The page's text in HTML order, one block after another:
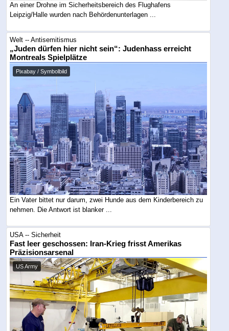
An einer Drohne im Sicherheitsbereich des Flughafens
Leipzig/Halle wurden nach Behördenunterlagen ...
Welt -- Antisemitismus
„Juden dürfen hier nicht sein“: Judenhass erreicht
Montreals Spielplätze
Pixabay / Symbolbild
Ein Vater bittet nur darum, zwei Hunde aus dem Kinderbereich zu
nehmen. Die Antwort ist blanker ...
USA -- Sicherheit
Fast leer geschossen: Iran-Krieg frisst Amerikas
Präzisionsarsenal
US Army